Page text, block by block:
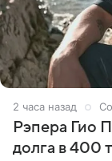
2 часа назад
Рэпера Гио
долга в 400